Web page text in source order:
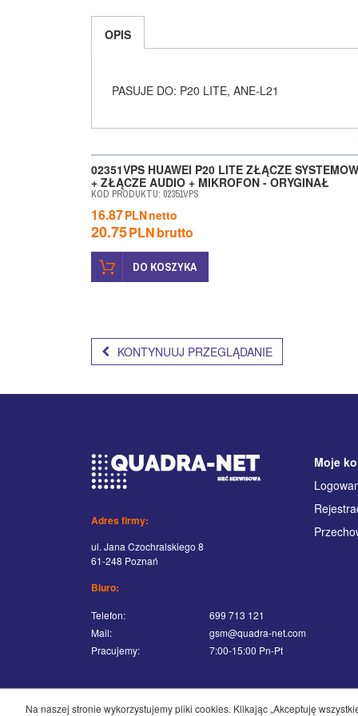
OPIS
PASUJE DO: P20 LITE, ANE-L21
02351VPS HUAWEI P20 LITE ZŁĄCZE
+ ZŁĄCZE AUDIO + MIKROFON - ORYGINAŁ
KOD PRODUKTU: 02351VPS
16.87PLNnetto
20.75PLNbrutto
DO KOSZYKA
KONTYNUUJ PRZEGLĄDANIE
Adres firmy:
ul. Jana Czochralskiego 8
61-248 Poznań
Biuro:
Telefon:
699 713 121
Mail:
gsm@quadra-net.com
Pracujemy:
7:00-15:00 Pn-Pt
Moje
Na naszej stronie wykorzystujemy pliki cookies. Klikając „Akceptuję